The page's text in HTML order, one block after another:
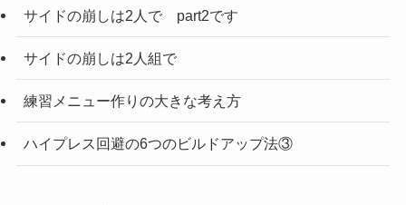
サイドの崩しは2人で part2です
サイドの崩しは2人組で
練習メニュー作りの大きな考え方
ハイプレス回避の6つのビルドアップ法③